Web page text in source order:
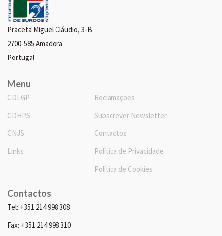
Praceta Miguel Cláudio, 3-B
2700-585 Amadora
Portugal
Menu
CDLGP
CDHPS
CNJS
Links
Reclamações
Subscrever Newsletter
Contactos
Política de Privacidade
Política de Cookies
Contactos
Tel: +351 214 998 308
Fax: +351 214 998 310